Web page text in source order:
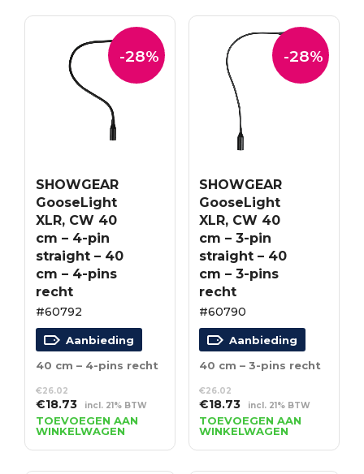
-28%
SHOWGEAR
GooseLight
XLR, CW 40
cm – 4-pin
straight – 40
cm – 4-pins
recht
#60792
Aanbieding
40 cm – 4-pins recht
€26.02
Oorspronkelijke
prijs
was:
€26.02.
€18.73Huidige
prijs
is:
€18.73.
incl. 21% BTW
TOEVOEGEN AAN
WINKELWAGEN
-28%
SHOWGEAR
GooseLight
XLR, CW 40
cm – 3-pin
straight – 40
cm – 3-pins
recht
#60790
Aanbieding
40 cm – 3-pins recht
€26.02
Oorspronkelijke
prijs
was:
€26.02.
€18.73Huidige
prijs
is:
€18.73.
incl. 21% BTW
TOEVOEGEN AAN
WINKELWAGEN